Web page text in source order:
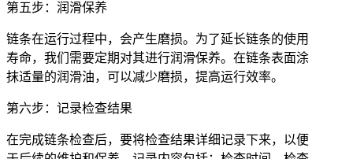
第五步：润滑保养
链条在运行过程中，会产生磨损。为了延长链条的使用
寿命，我们需要定期对其进行润滑保养。在链条表面涂
抹适量的润滑油，可以减少磨损，提高运行效率。
第六步：记录检查结果
在完成链条检查后，要将检查结果详细记录下来，以便